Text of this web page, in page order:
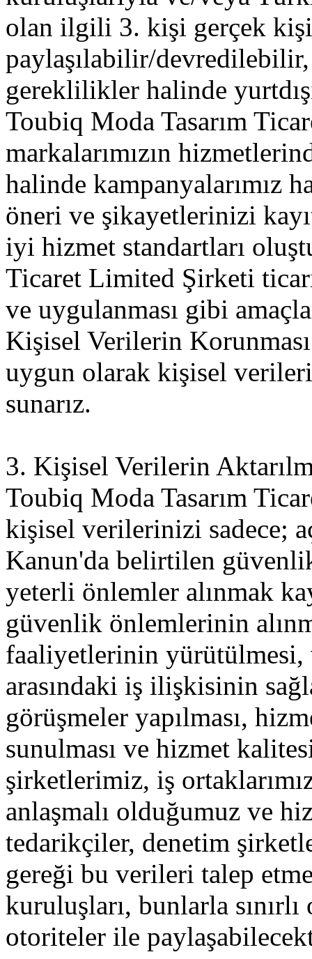
olan ilgili 3. kişi gerçek
paylaşılabilir/
gereklilikler halinde
Toubiq Moda Tasarım
markalarımızın
halinde kampanyalarımız
öneri ve şikayetlerinizi
iyi hizmet standartları
Ticaret Limited Şirketi
ve uygulanması gibi
Kişisel Verilerin
uygun olarak kişisel
sunarız.
3. Kişisel Verilerin
Toubiq Moda Tasarım
kişisel verilerinizi sadece;
Kanun'da belirtilen
yeterli önlemler alınmak
güvenlik önlemlerinin
faaliyetlerinin
arasındaki iş ilişkisinin
görüşmeler yapılması,
sunulması ve hizmet
şirketlerimiz, iş
anlaşmalı olduğumuz ve
tedarikçiler, denetim
gereği bu verileri talep
kuruluşları, bunlarla
otoriteler ile